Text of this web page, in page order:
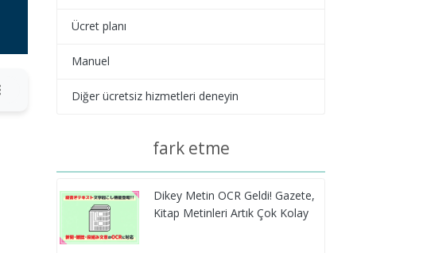
Ücret planı
Manuel
Diğer ücretsiz hizmetleri deneyin
fark etme
Dikey Metin OCR Geldi! Gazete,
Kitap Metinleri Artık Çok Kolay